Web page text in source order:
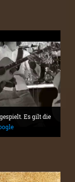
Es gilt die